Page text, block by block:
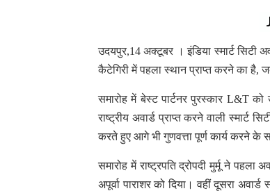
उदयपुर,14 अक्टूबर । इंडिया स्मार्ट सिटी
कैटेगिरी में पहला स्थान प्राप्त करने का है,
समारोह में बेस्ट पार्टनर पुरस्कार L&T को
राष्ट्रीय अवार्ड प्राप्त करने वाली
करते हुए आगे भी गुणवत्ता पूर्ण कार्य करने के
समारोह में राष्ट्रपति द्रोपदी मुर्मू ने पहला
अपूर्वा पाराशर को दिया। वहीं दूसरा